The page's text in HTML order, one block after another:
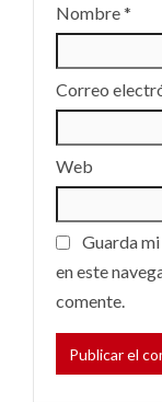
Nombre*
Correo
Web
Guarda
en este
comente.